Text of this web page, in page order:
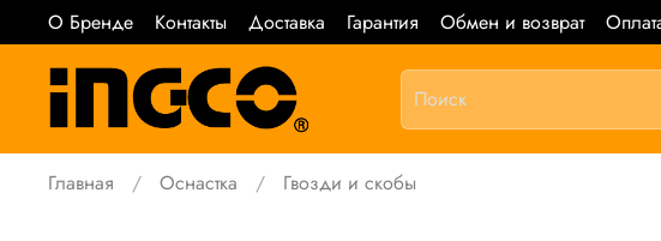
О Бренде Контакты Доставка Гарантия Обмен и возврат
Главная Оснастка Гвозди и скобы